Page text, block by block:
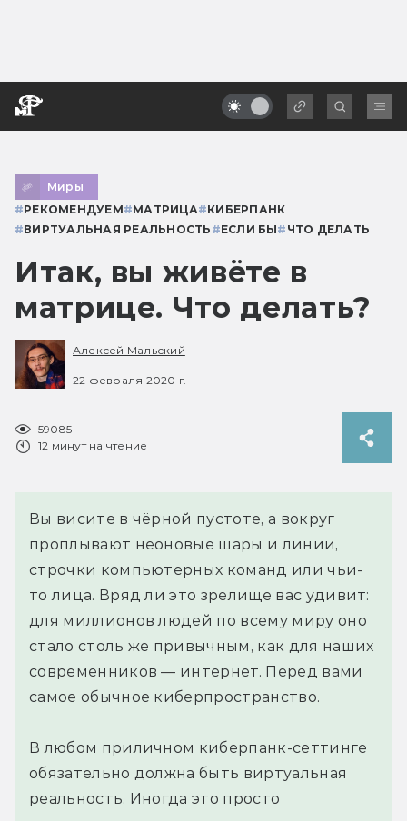
Миры
#РЕКОМЕНДУЕМ#МАТРИЦА#КИБЕРПАНК
#ВИРТУАЛЬНАЯ РЕАЛЬНОСТЬ #ЕСЛИ БЫ# ЧТО ДЕЛАТЬ
Итак, вы живёте в
матрице. Что делать?
Алексей Мальский
22 февраля 2020 г.
59085
12 минут на чтение
Вы висите в чёрной пустоте, а вокруг
проплывают неоновые шары и линии,
строчки компьютерных команд или чьи-
то лица. Вряд ли это зрелище вас удивит:
для миллионов людей по всему миру оно
стало столь же привычным, как для наших
современников — интернет. Перед вами
самое обычное киберпространство.
В любом приличном киберпанк-сеттинге
обязательно должна быть виртуальная
реальность. Иногда это просто